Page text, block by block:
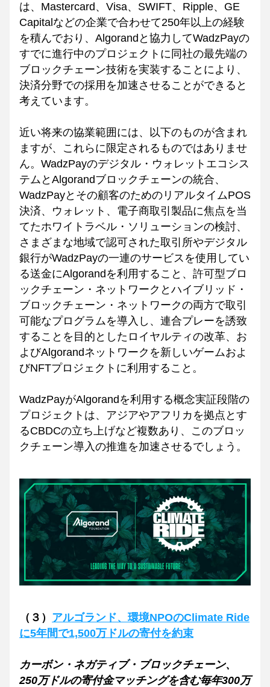
は、Mastercard、Visa、SWIFT、Ripple、GE
Capitalなどの企業で合わせて250年以上の経験
を積んでおり、Algorandと協力してWadzPayの
すでに進行中のプロジェクトに同社の最先端の
ブロックチェーン技術を実装することにより、
決済分野での採用を加速させることができると
考えています。
近い将来の協業範囲には、以下のものが含まれ
ますが、これらに限定されるものではありませ
ん。WadzPayのデジタル・ウォレットエコシス
テムとAlgorandブロックチェーンの統合、
WadzPayとその顧客のためのリアルタイムPOS
決済、ウォレット、電子商取引製品に焦点を当
てたホワイトラベル・ソリューションの検討、
さまざまな地域で認可された取引所やデジタル
銀行がWadzPayの一連のサービスを使用してい
る送金にAlgorandを利用すること、許可型ブロ
ックチェーン・ネットワークとハイブリッド・
ブロックチェーン・ネットワークの両方で取引
可能なプログラムを導入し、連合プレーを誘致
することを目的としたロイヤルティの改革、お
よびAlgorandネットワークを新しいゲームおよ
びNFTプロジェクトに利用すること。
WadzPayがAlgorandを利用する概念実証段階の
プロジェクトは、アジアやアフリカを拠点とす
るCBDCの立ち上げなど複数あり、このブロッ
クチェーン導入の推進を加速させるでしょう。
（３） アルゴランド、環境NPOのClimate Ride
に5年間で1,500万ドルの寄付を約束
カーボン・ネガティブ・ブロックチェーン、
250万ドルの寄付金マッチングを含む毎年300万